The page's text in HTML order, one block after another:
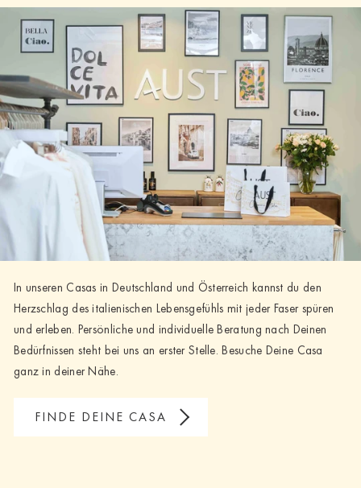
In unseren Casas in Deutschland und Österreich kannst du den
Herzschlag des italienischen Lebensgefühls mit jeder Faser spüren
und erleben. Persönliche und individuelle Beratung nach Deinen
Bedürfnissen steht bei uns an erster Stelle. Besuche Deine Casa
ganz in deiner Nähe.
FINDE DEINE CASA